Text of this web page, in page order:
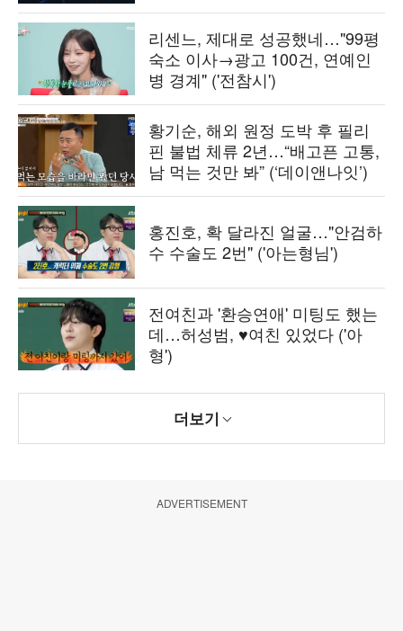
리센느, 제대로 성공했네…"99평
숙소 이사→광고 100건, 연예인
병 경계" ('전참시')
황기순, 해외 원정 도박 후 필리
핀 불법 체류 2년…“배고픈 고통,
남 먹는 것만 봐” (‘데이앤나잇’)
홍진호, 확 달라진 얼굴…"안검하
수 수술도 2번" ('아는형님')
전여친과 '환승연애' 미팅도 했는
데…허성범, ♥여친 있었다 ('아
형')
더보기
ADVERTISEMENT